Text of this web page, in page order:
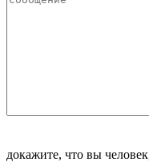
докажите, что вы